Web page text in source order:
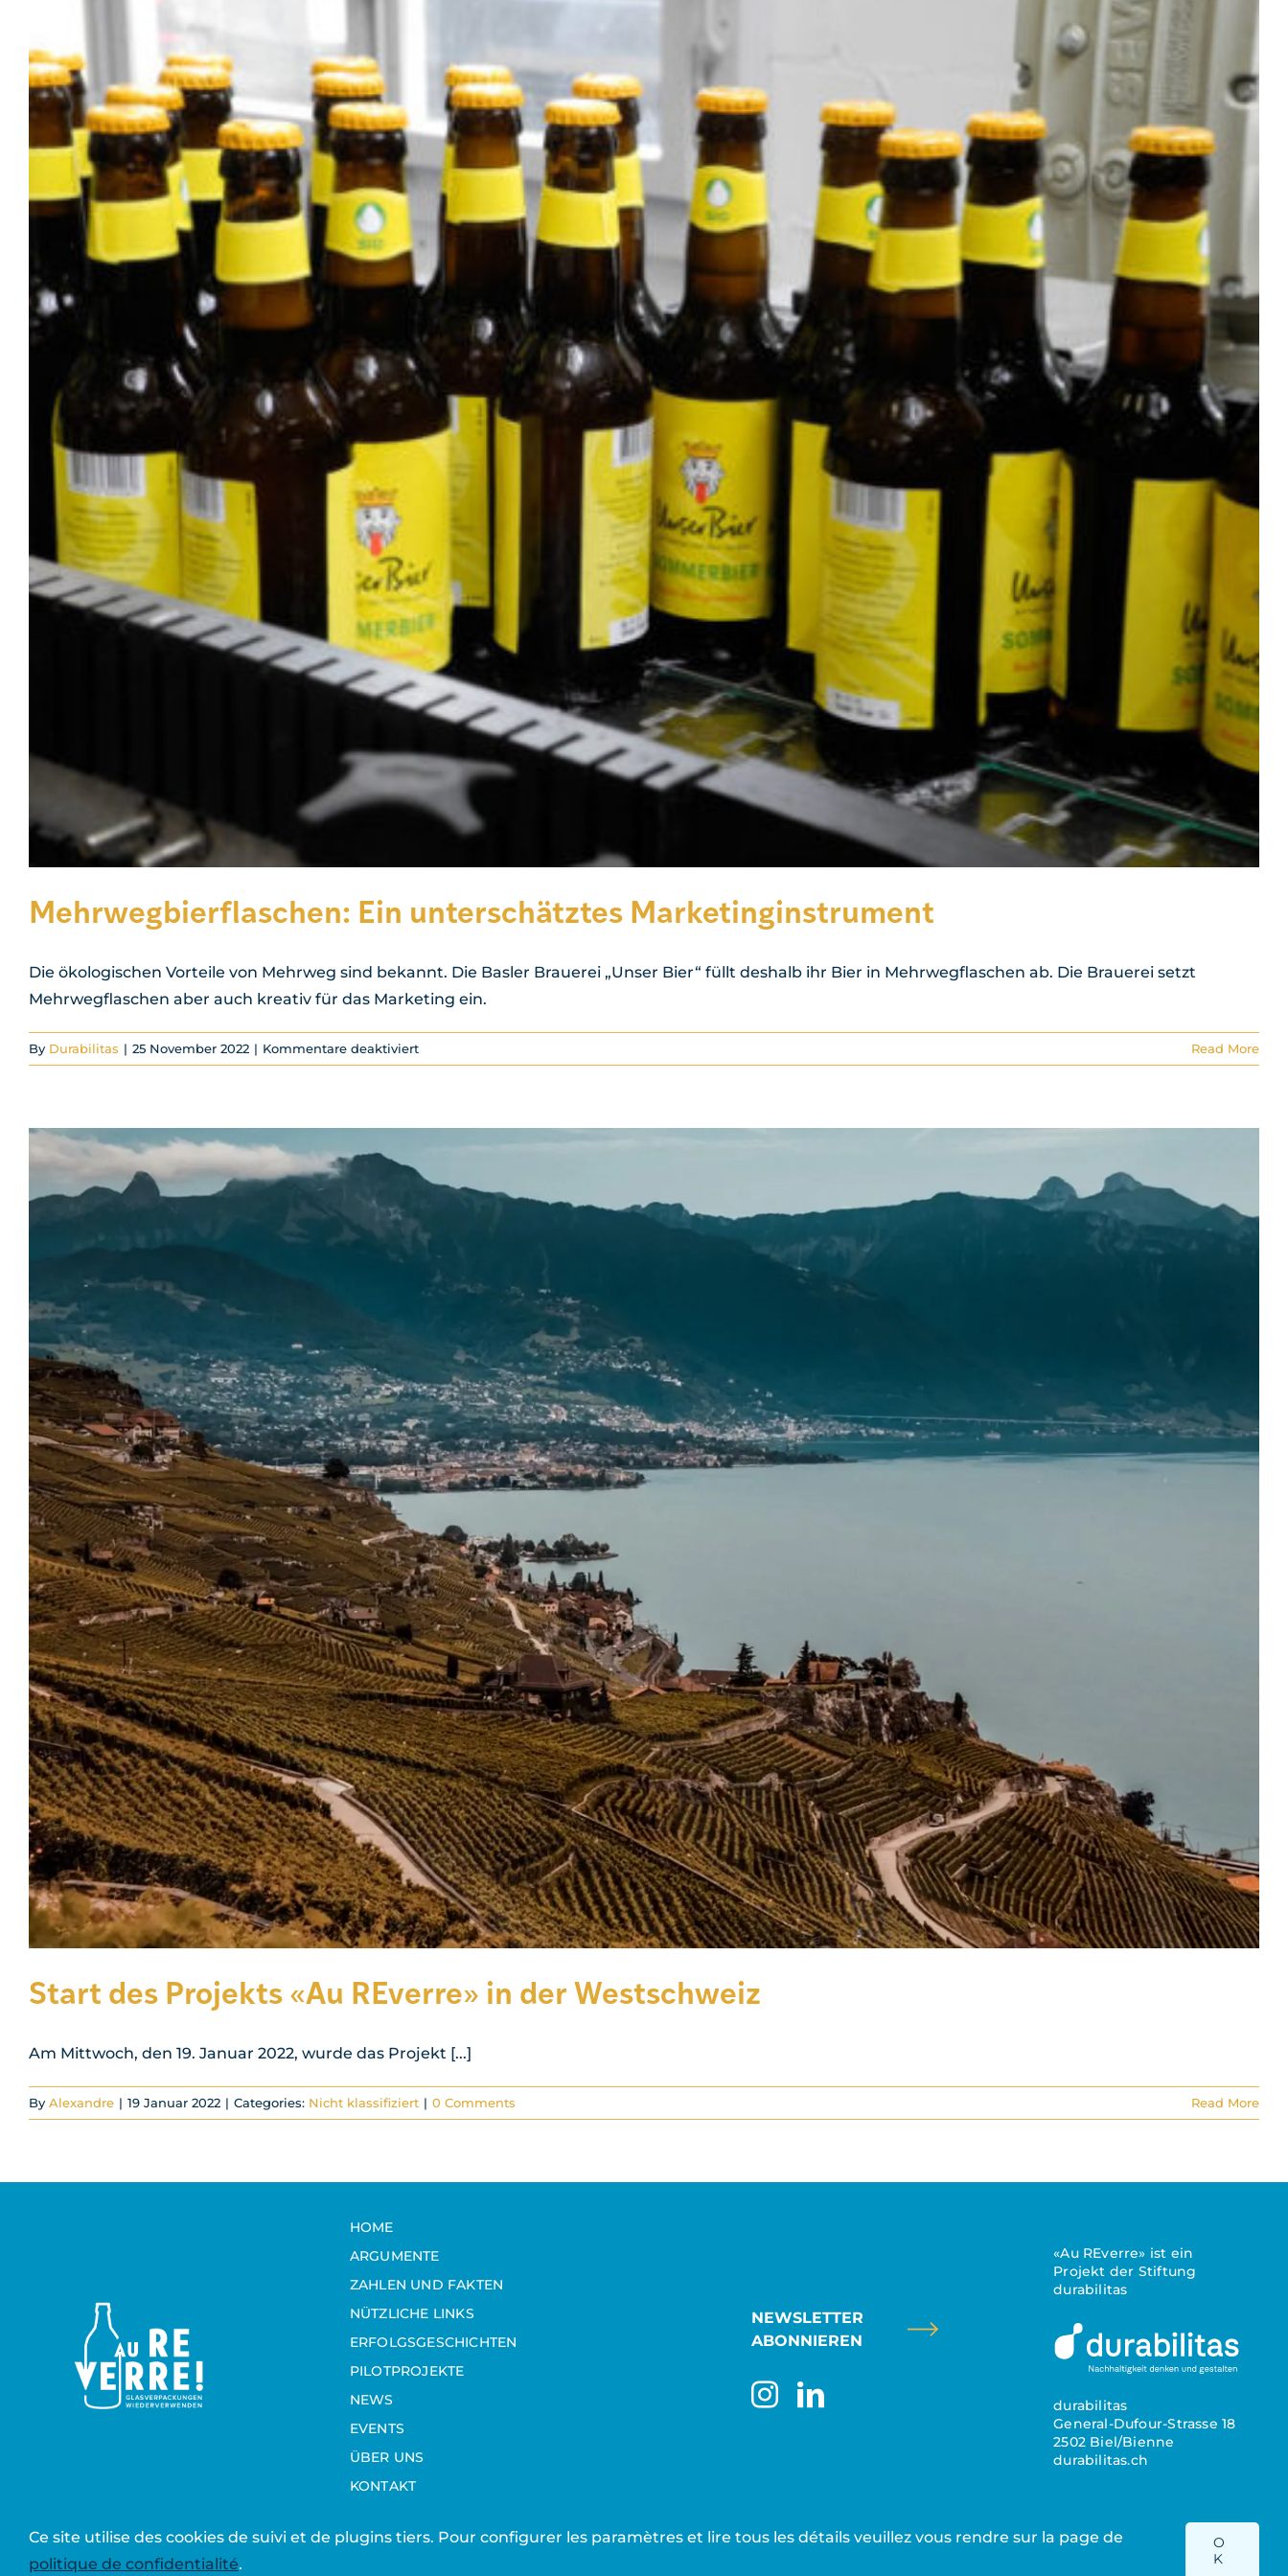
Mehrwegbierflaschen: Ein unterschätztes Marketinginstrument
Die ökologischen Vorteile von Mehrweg sind bekannt. Die Basler Brauerei „Unser Bier“ füllt deshalb ihr Bier in Mehrwegflaschen ab. Die Brauerei setzt
Mehrwegflaschen aber auch kreativ für das Marketing ein.
By Durabilitas | 25 November 2022 | Kommentare deaktiviertfür
Mehrwegbierflaschen:
Read More
Start des Projekts «Au REverre» in der Westschweiz
Am Mittwoch, den 19. Januar 2022, wurde das Projekt [...]
By Alexandre | 19 Januar 2022 | Categories: Nicht klassifiziert | 0 Comments Read More
HOME
ARGUMENTE
ZAHLEN UND FAKTEN
NÜTZLICHE LINKS
ERFOLGSGESCHICHTEN
PILOTPROJEKTE
NEWS
EVENTS
ÜBER UNS
KONTAKT
NEWSLETTER
ABONNIEREN
«Au REverre» ist ein
Projekt der Stiftung
durabilitas
durabilitas
General-Dufour-Strasse 18
2502 Biel/Bienne
durabilitas.ch
© 2026 Aureverre | Website erstellt von Studio Tilt Datenschutzbestimmungen Impressum
Ce site utilise des cookies de suivi et de plugins tiers. Pour configurer les paramètres et lire tous les détails veuillez vous rendre sur la page de
politique de confidentialité.
O
K